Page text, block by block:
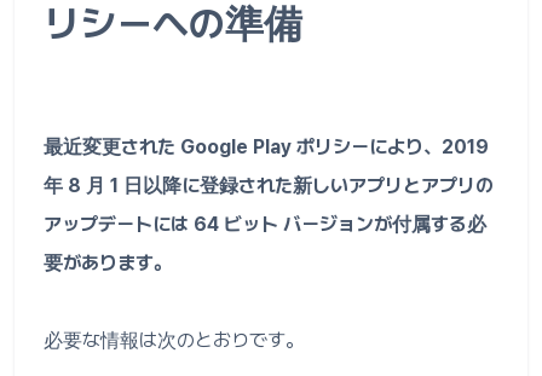
リシーへの準備
最近変更された Google Play ポリシーにより、2019
年 8 月 1 日以降に登録された新しいアプリとアプリの
アップデートには 64 ビット バージョンが付属する必
要があります。
必要な情報は次のとおりです。